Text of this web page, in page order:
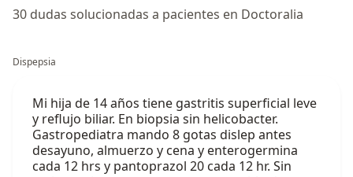
30 dudas solucionadas a pacientes en Doctoralia
Dispepsia
Mi hija de 14 años tiene gastritis superficial leve
y reflujo biliar. En biopsia sin helicobacter.
Gastropediatra mando 8 gotas dislep antes
desayuno, almuerzo y cena y enterogermina
cada 12 hrs y pantoprazol 20 cada 12 hr. Sin